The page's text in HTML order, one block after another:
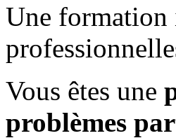
Une formation
Vous êtes une
problèmes